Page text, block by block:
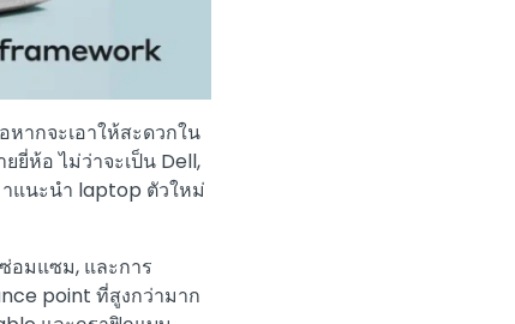
ากจะเอาให้สะดวกใน
ยี่ห้อ ไม่ว่าจะเป็น Dell,
แนะนำ laptop ตัวใหม่
อมแซม, และการ
point ที่สูงกว่ามาก